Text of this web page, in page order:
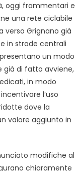
oggi frammentari e
una rete ciclabile
verso Grignano già
in strade centrali
un modo
già di fatto avviene,
in modo
l’uso
dove la
valore aggiunto in
modifiche al
chiaramente